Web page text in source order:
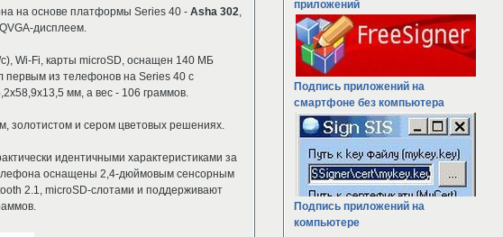
на основе платформы Series 40 - Asha 302,
дисплеем.
Wi-Fi, карты microSD, оснащен 140 МБ
первым из телефонов на Series 40 с
мм, а вес - 106 граммов.
золотистом и сером цветовых решениях.
идентичными характеристиками за
оснащены 2,4-дюймовым сенсорным
2.1, microSD-слотами и поддерживают
приложений
Подпись приложений на
смартфоне без компьютера
Подпись приложений на
компьютере